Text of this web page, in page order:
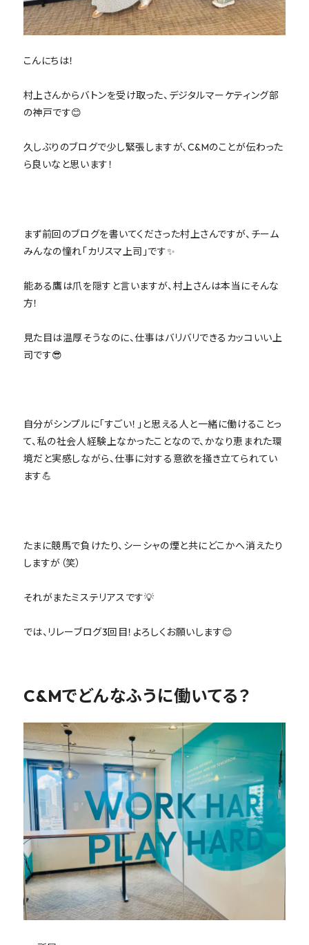
こんにちは！
村上さんからバトンを受け取った、デジタルマーケティング部
の神戸です😊
久しぶりのブログで少し緊張しますが、C&Mのことが伝わった
ら良いなと思います！
まず前回のブログを書いてくださった村上さんですが、チーム
みんなの憧れ「カリスマ上司」です✨
能ある鷹は爪を隠すと言いますが、村上さんは本当にそんな
方！
見た目は温厚そうなのに、仕事はバリバリできるカッコいい上
司です😎
自分がシンプルに「すごい！」と思える人と一緒に働けることっ
て、私の社会人経験上なかったことなので、かなり恵まれた環
境だと実感しながら、仕事に対する意欲を掻き立てられてい
ます💪
たまに競馬で負けたり、シーシャの煙と共にどこかへ消えたり
しますが（笑）
それがまたミステリアスです💡
では、リレーブログ3回目！よろしくお願いします😊
C&Mでどんなふうに働いてる？